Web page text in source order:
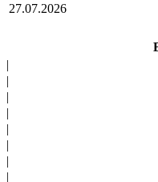
27.07.2026
|
|
|
|
|
|
|
|